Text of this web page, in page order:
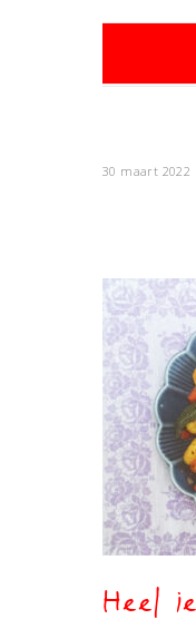
30 maart 2022
Heel